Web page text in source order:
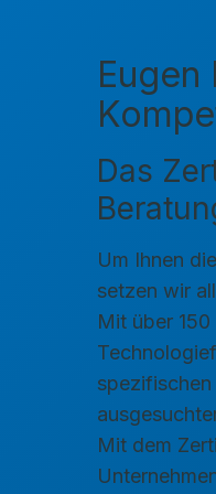
Eugen
Das
Um Ihnen
setzen wir
Mit über
Mit dem